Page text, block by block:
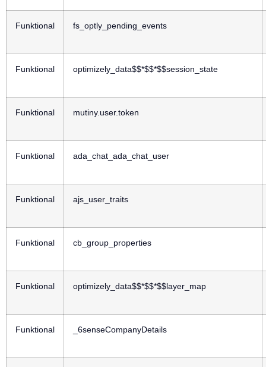
Funktional fs_optly_pending_events
Funktional optimizely_data$$*$$*$$session_state
Funktional mutiny.user.token
Funktional ada_chat_ada_chat_user
Funktional ajs_user_traits
Funktional cb_group_properties
Funktional optimizely_data$$*$$*$$layer_map
Funktional _6senseCompanyDetails